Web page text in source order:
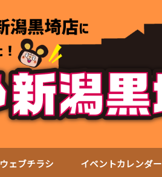
ウェブチラシ イベントカレンダー